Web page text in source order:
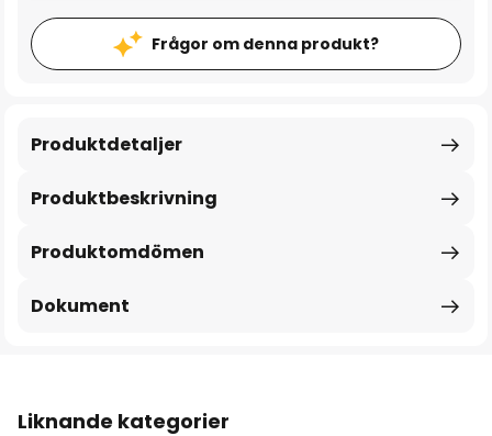
Frågor om denna produkt?
Produktbeskrivning
Produktdetaljer
Produktomdömen
Dokument
Liknande kategorier